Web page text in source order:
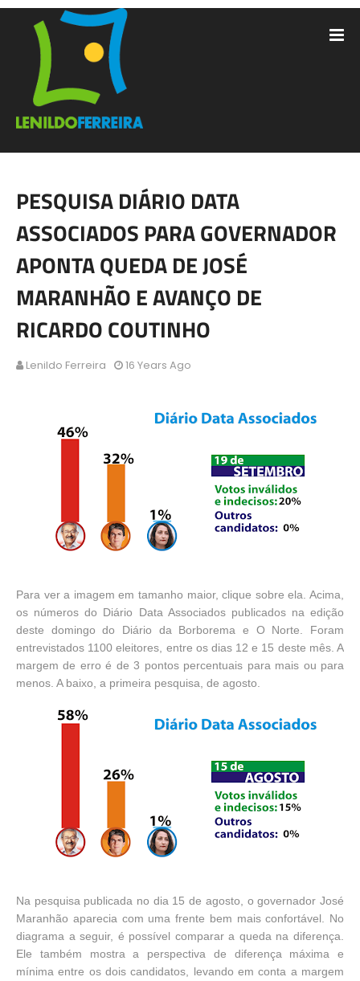
PESQUISA DIÁRIO DATA
ASSOCIADOS PARA GOVERNADOR
APONTA QUEDA DE JOSÉ
MARANHÃO E AVANÇO DE
RICARDO COUTINHO
Lenildo Ferreira 16 Years Ago
Para ver a imagem em tamanho maior, clique sobre ela. Acima,
os números do Diário Data Associados publicados na edição
deste domingo do Diário da Borborema e O Norte. Foram
entrevistados 1100 eleitores, entre os dias 12 e 15 deste mês. A
margem de erro é de 3 pontos percentuais para mais ou para
menos. A baixo, a primeira pesquisa, de agosto.
Na pesquisa publicada no dia 15 de agosto, o governador José
Maranhão aparecia com uma frente bem mais confortável. No
diagrama a seguir, é possível comparar a queda na diferença.
Ele também mostra a perspectiva de diferença máxima e
mínima entre os dois candidatos, levando em conta a margem